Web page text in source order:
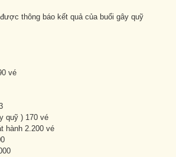
thông báo kết quả của buổi gây quỹ
vé
quỹ ) 170 vé
hành 2.200 vé